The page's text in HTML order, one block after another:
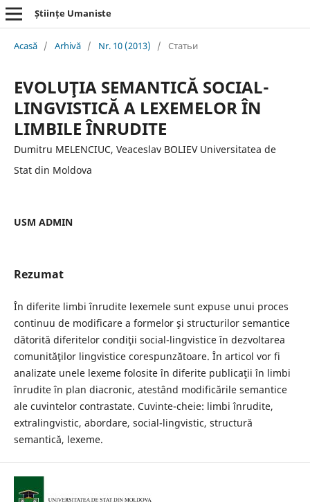
Științe Umaniste
Acasă / Arhivă / Nr. 10 (2013) / Статьи
EVOLUŢIA SEMANTICĂ SOCIAL-
LINGVISTICĂ A LEXEMELOR ÎN
LIMBILE ÎNRUDITE
Dumitru MELENCIUC, Veaceslav BOLIEV Universitatea de
Stat din Moldova
USM ADMIN
Rezumat
În diferite limbi înrudite lexemele sunt expuse unui proces
continuu de modificare a formelor şi structurilor semantice
dătorită diferitelor condiţii social-lingvistice în dezvoltarea
comunităţilor lingvistice corespunzătoare. În articol vor fi
analizate unele lexeme folosite în diferite publicaţii în limbi
înrudite în plan diacronic, atestând modificările semantice
ale cuvintelor contrastate. Cuvinte-cheie: limbi înrudite,
extralingvistic, abordare, social-lingvistic, structură
semantică, lexeme.